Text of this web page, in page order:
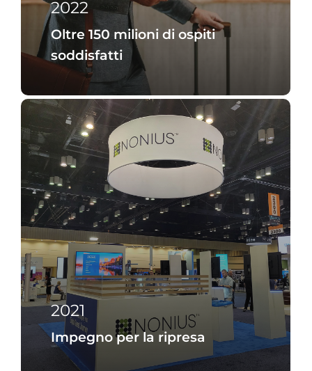
2022
Oltre 150 milioni di ospiti
soddisfatti
2021
Impegno per la ripresa